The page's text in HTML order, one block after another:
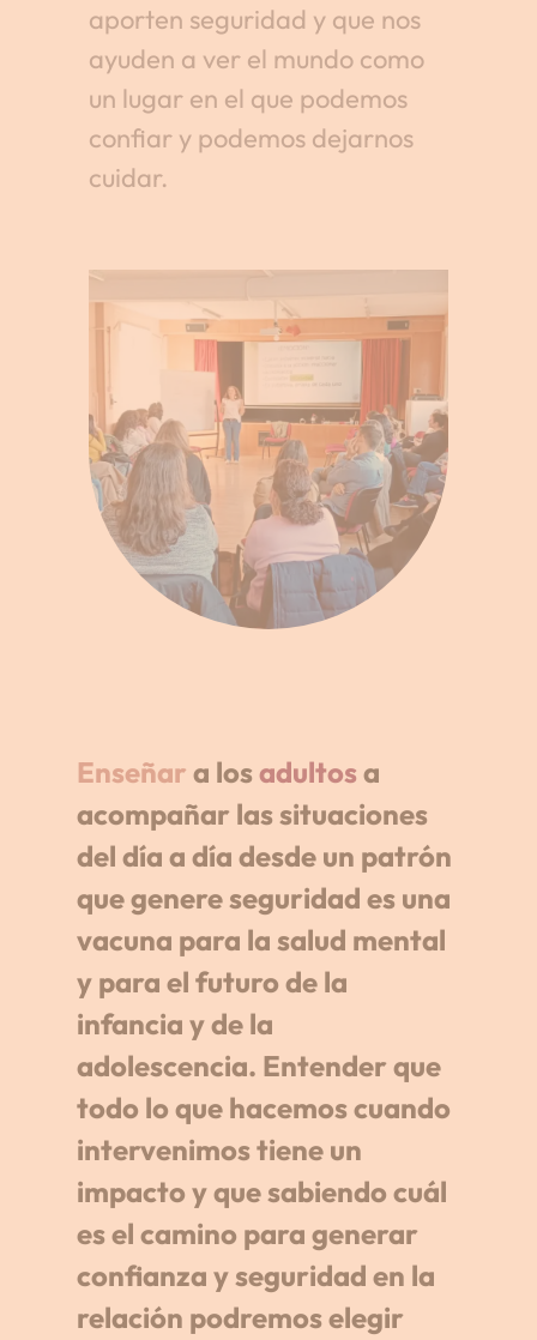
aporten seguridad y que nos
ayuden a ver el mundo como
un lugar en el que podemos
confiar y podemos dejarnos
cuidar.
Enseñar a los adultos a
acompañar las situaciones
del día a día desde un patrón
que genere seguridad es una
vacuna para la salud mental
y para el futuro de la
infancia y de la
adolescencia. Entender que
todo lo que hacemos cuando
intervenimos tiene un
impacto y que sabiendo cuál
es el camino para generar
confianza y seguridad en la
relación podremos elegir